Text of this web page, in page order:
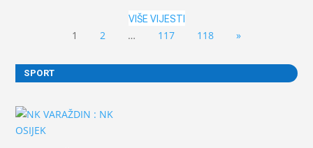
VIŠE VIJESTI
1 2 … 117 118 »
SPORT